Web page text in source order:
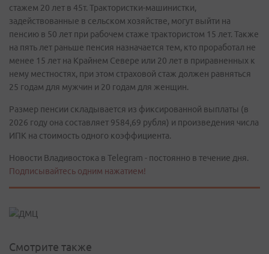
стажем 20 лет в 45т. Трактористки-машинистки,
задействованные в сельском хозяйстве, могут выйти на
пенсию в 50 лет при рабочем стаже трактористом 15 лет. Также
на пять лет раньше пенсия назначается тем, кто проработал не
менее 15 лет на Крайнем Севере или 20 лет в приравненных к
нему местностях, при этом страховой стаж должен равняться
25 годам для мужчин и 20 годам для женщин.
Размер пенсии складывается из фиксированной выплаты (в
2026 году она составляет 9584,69 рубля) и произведения числа
ИПК на стоимость одного коэффициента.
Новости Владивостока в Telegram - постоянно в течение дня.
Подписывайтесь одним нажатием!
Смотрите также